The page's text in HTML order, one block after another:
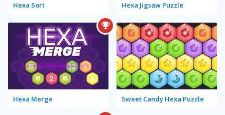
Hexa Sort Hexa Jigsaw Puzzle
Hexa Merge Sweet Candy Hexa Puzzle